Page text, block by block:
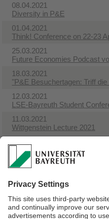
08.04.2021
Diversity in P&E
01.04.2021
Think! Conference on 22-23
25.03.2021
Future Economies Podcast
18.03.2021
"P&E Besuchertagen: Triff
12.03.2021
​LSE-Bayreuth Student
11.03.2021
Wittgenstein Lecture 2021
Bewerbungen für den P & E
zum 31. Juli offen
PPE Bayreuth-Prague
degrees
19.02.2021
​New Ways for P&E News